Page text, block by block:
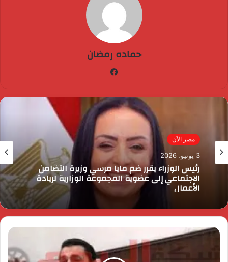
حماده رمضان
مصر الآن
3 يونيو، 2026
رئيس الوزراء يقرر ضم مايا مرسي وزيرة التضامن
الاجتماعي إلى عضوية المجموعة الوزارية لريادة
الأعمال